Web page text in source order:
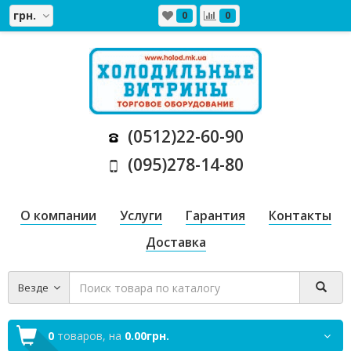
грн. 0 0
(0512)22-60-90
(095)278-14-80
О компании Услуги Гарантия
Контакты
Доставка
Везде
0 товаров, на 0.00грн.